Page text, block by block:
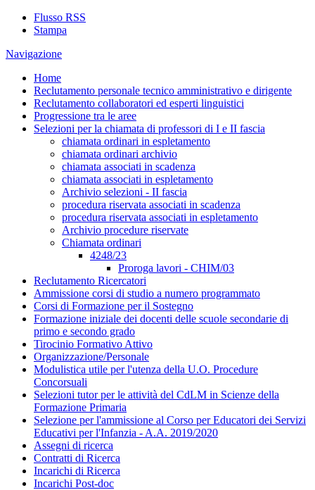
Flusso RSS
Stampa
Navigazione
Home
Reclutamento personale tecnico amministrativo e dirigente
Reclutamento collaboratori ed esperti linguistici
Progressione tra le aree
Selezioni per la chiamata di professori di I e II fascia
chiamata ordinari in espletamento
chiamata ordinari archivio
chiamata associati in scadenza
chiamata associati in espletamento
Archivio selezioni - II fascia
procedura riservata associati in scadenza
procedura riservata associati in espletamento
Archivio procedure riservate
Chiamata ordinari
4248/23
Proroga lavori - CHIM/03
Reclutamento Ricercatori
Ammissione corsi di studio a numero programmato
Corsi di Formazione per il Sostegno
Formazione iniziale dei docenti delle scuole secondarie di
primo e secondo grado
Tirocinio Formativo Attivo
Organizzazione/Personale
Modulistica utile per l'utenza della U.O. Procedure
Concorsuali
Selezioni tutor per le attività del CdLM in Scienze della
Formazione Primaria
Selezione per l'ammissione al Corso per Educatori dei Servizi
Educativi per l'Infanzia - A.A. 2019/2020
Assegni di ricerca
Contratti di Ricerca
Incarichi di Ricerca
Incarichi Post-doc